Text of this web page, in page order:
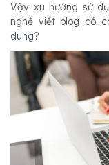
Vậy xu hướng sử
nghề viết blog có
dung?